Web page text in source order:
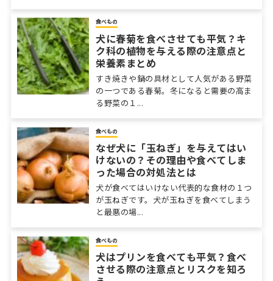
食べもの
犬に春菊を食べさせても平気？キ
ク科の植物を与える際の注意点と
栄養素まとめ
すき焼きや鍋の具材として人気がある野菜
の一つである春菊。冬になると需要の高ま
る野菜の１...
食べもの
なぜ犬に「玉ねぎ」を与えてはい
けないの？その理由や食べてしま
った場合の対処法とは
犬が食べてはいけない代表的な食材の１つ
が玉ねぎです。犬が玉ねぎを食べてしまう
と最悪の場...
食べもの
犬はプリンを食べても平気？食べ
させる際の注意点とリスクを知ろ